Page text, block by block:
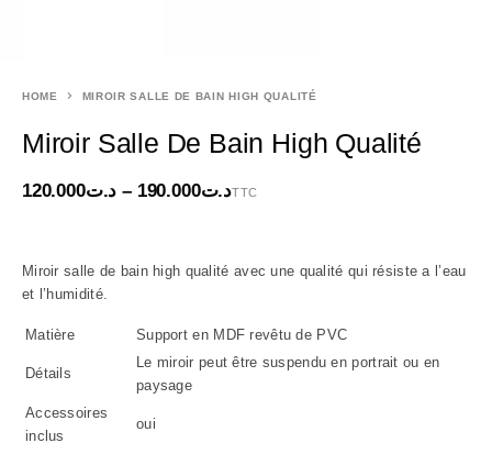
HOME MIROIR SALLE DE BAIN HIGH QUALITÉ
Miroir Salle De Bain High Qualité
د.ت120.000 – د.ت190.000 TTC
Miroir salle de bain high qualité avec une qualité qui résiste a l’eau
et l’humidité.
Matière Support en MDF revêtu de PVC
Détails
Le miroir peut être suspendu en portrait ou en
paysage
Accessoires
inclus
oui